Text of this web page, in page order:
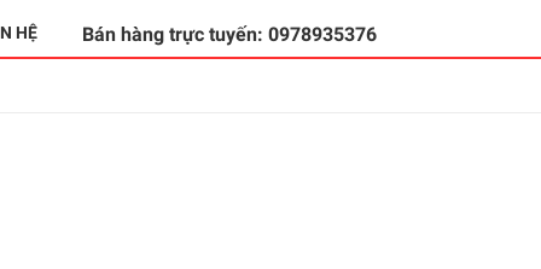
HỆ Bán hàng trực tuyến: 0978935376